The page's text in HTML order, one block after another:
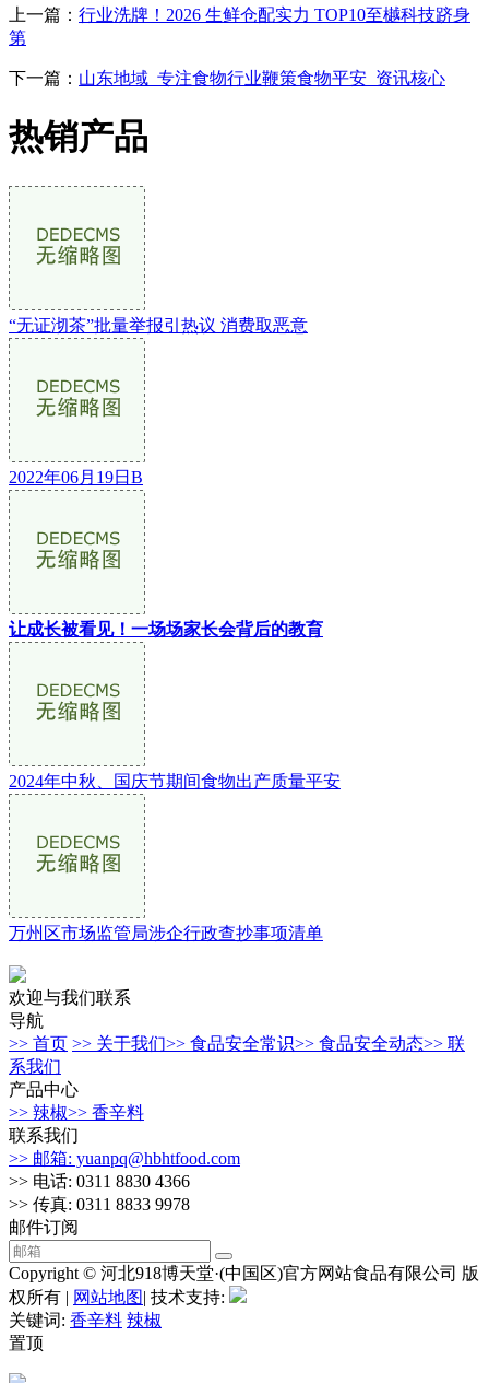
上一篇： 行业洗牌！2026 生鲜仓配实力 TOP10至樾科技跻身
第
下一篇： 山东地域_专注食物行业鞭策食物平安_资讯核心
热销产品
“无证沏茶”批量举报引热议 消费取恶意
2022年06月19日B
让成长被看见！一场场家长会背后的教育
2024年中秋、国庆节期间食物出产质量平安
万州区市场监管局涉企行政查抄事项清单
欢迎与我们联系
导航
>> 首页 >> 关于我们>> 食品安全常识>> 食品安全动态>> 联
系我们
产品中心
>> 辣椒>> 香辛料
联系我们
>> 邮箱: yuanpq@hbhtfood.com
>> 电话: 0311 8830 4366
>> 传真: 0311 8833 9978
邮件订阅
Copyright © 河北918博天堂·(中国区)官方网站食品有限公司 版
权所有 | 网站地图| 技术支持:
关键词: 香辛料 辣椒
置顶